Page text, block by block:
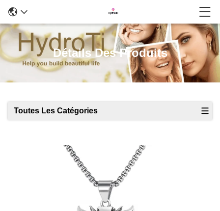
Détails Des Produits
Toutes Les Catégories